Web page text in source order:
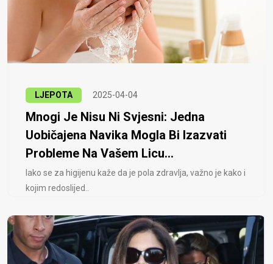
LJEPOTA 2025-04-04
Mnogi Je Nisu Ni Svjesni: Jedna
Uobičajena Navika Mogla Bi Izazvati
Probleme Na Vašem Licu...
Iako se za higijenu kaže da je pola zdravlja, važno je kako i
kojim redoslijed..